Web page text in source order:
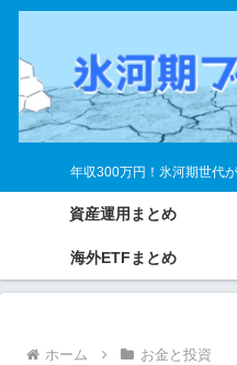
年収300万円！氷河期世代
資産運用まとめ
海外ETFまとめ
ホーム お金と投資